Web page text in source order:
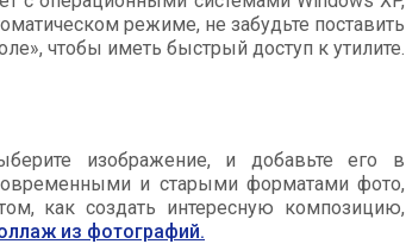
режиме, не забудьте поставить
чтобы иметь быстрый доступ к утилите.
изображение, и добавьте его в
и старыми форматами фото,
как создать интересную композицию,
из фотографий.